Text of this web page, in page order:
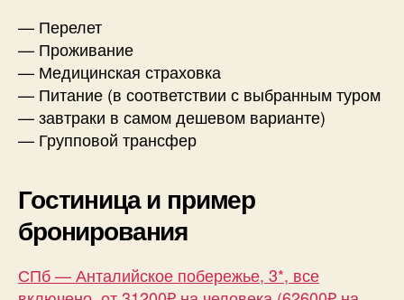
— Перелет
— Проживание
— Медицинская страховка
— Питание (в соответствии с выбранным туром
— завтраки в самом дешевом варианте)
— Групповой трансфер
Гостиница и пример
бронирования
СПб — Анталийское побережье, 3*, все